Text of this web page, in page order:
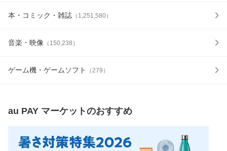
本・コミック・雑誌 （ 1,251,580）
音楽・映像 （ 150,238 ）
ゲーム機・ゲームソフト （279 ）
au PAY マーケットのおすすめ